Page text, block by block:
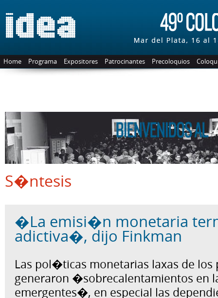
Home Programa Expositores Patrocinantes Precoloquios
S�ntesis
�La emisi�n monetaria
adictiva�, dijo Finkman
Las pol�ticas monetarias laxas de
generaron �sobrecalentamientos en
emergentes�, en especial las